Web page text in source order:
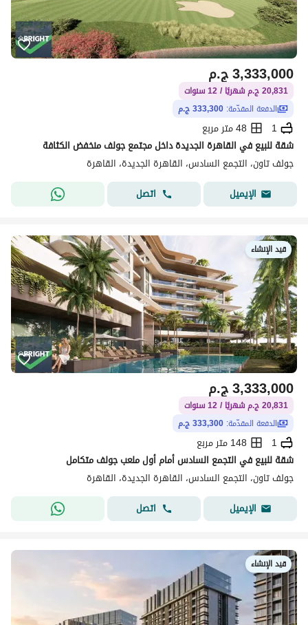
ج.م3,333,000
20,831 ج.م شهريًا / 12 سنوات
الدفعة المقدّمة: 333,300 ج.م
1
48 متر مربع
شقة للبيع في القاهرة الجديدة داخل مجتمع جولف منخفض الكثافة
جولف تاون، التجمع السادس، القاهرة الجديدة، القاهرة
الإيميل
اتصل
قيد الإنشاء
ج.م3,333,000
20,831 ج.م شهريًا / 12 سنوات
الدفعة المقدّمة: 333,300 ج.م
1
148 متر مربع
شقة للبيع في التجمع السادس أمام أول ملعب جولف متكامل
جولف تاون، التجمع السادس، القاهرة الجديدة، القاهرة
الإيميل
اتصل
قيد الإنشاء